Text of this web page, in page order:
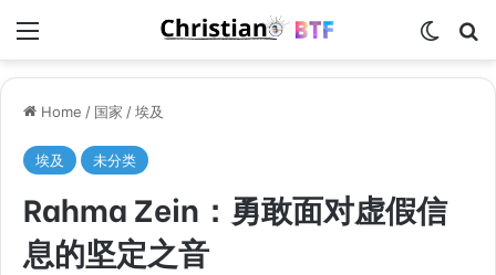
Home / 国家 /埃及
埃及 未分类
Rahma Zein：勇敢面对虚假信
息的坚定之音